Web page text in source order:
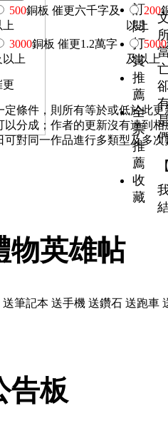
500銅板 催更六千字及
上
200
以上
3000銅板 催更1.2萬字
以上
5000
及以上
更
條件，則所有等於或低於此
分成；作者的更新沒有達到
可對同一作品進行多類型及多
訂
閱
打
賞
推
薦
全
票
推
薦
收
藏
物英雄帖
送筆記本 送手機 送鑽石 送跑車
告板